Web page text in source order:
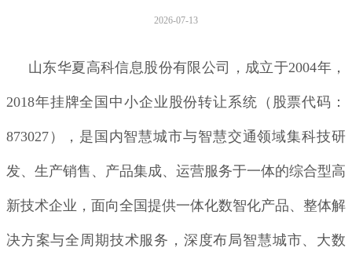
2026-07-13
山东华夏高科信息股份有限公司，成立于2004年，
2018年挂牌全国中小企业股份转让系统（股票代码：
873027），是国内智慧城市与智慧交通领域集科技研
发、生产销售、产品集成、运营服务于一体的综合型高
新技术企业，面向全国提供一体化数智化产品、整体解
决方案与全周期技术服务，深度布局智慧城市、大数